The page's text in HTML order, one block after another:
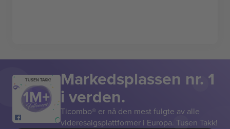
TUSEN TAKK! Markedsplassen nr. 1
i verden.
Ticombo® er nå den mest fulgte av alle
videresalgsplattformer i Europa. Tusen Takk!